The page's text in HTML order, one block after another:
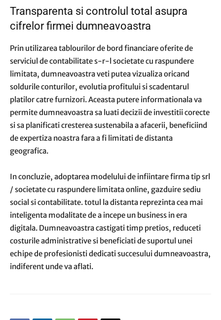
Transparenta si controlul total asupra
cifrelor firmei dumneavoastra
Prin utilizarea tablourilor de bord financiare oferite de
serviciul de contabilitate s-r-l societate cu raspundere
limitata, dumneavoastra veti putea vizualiza oricand
soldurile conturilor, evolutia profitului si scadentarul
platilor catre furnizori. Aceasta putere informationala va
permite dumneavoastra sa luati decizii de investitii corecte
si sa planificati cresterea sustenabila a afacerii, beneficiind
de expertiza noastra fara a fi limitati de distanta
geografica.
In concluzie, adoptarea modelului de infiintare firma tip srl
/ societate cu raspundere limitata online, gazduire sediu
social si contabilitate. totul la distanta reprezinta cea mai
inteligenta modalitate de a incepe un business in era
digitala. Dumneavoastra castigati timp pretios, reduceti
costurile administrative si beneficiati de suportul unei
echipe de profesionisti dedicati succesului dumneavoastra,
indiferent unde va aflati.